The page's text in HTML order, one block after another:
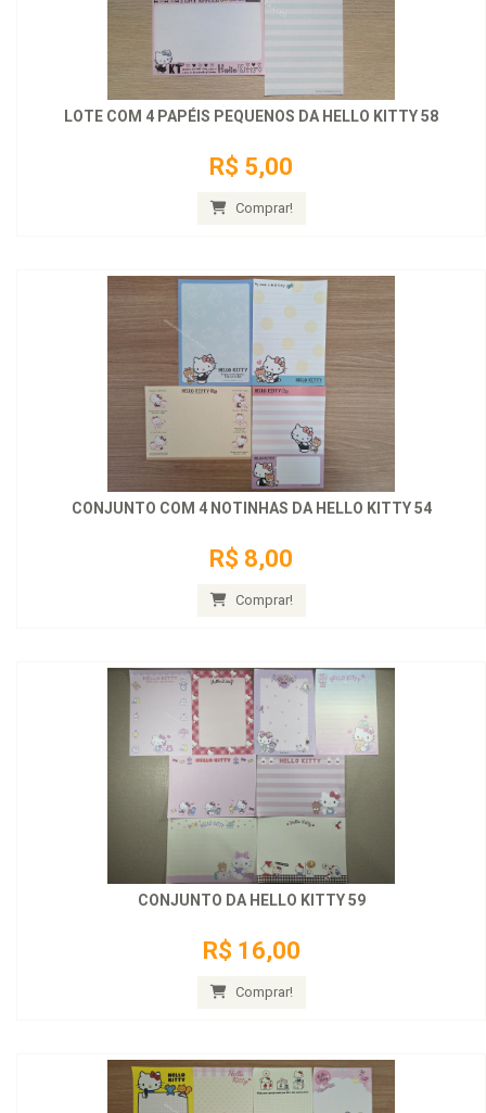
LOTE COM 4 PAPÉIS PEQUENOS DA HELLO KITTY 58
R$ 5,00
Comprar!
CONJUNTO COM 4 NOTINHAS DA HELLO KITTY 54
R$ 8,00
Comprar!
CONJUNTO DA HELLO KITTY 59
R$ 16,00
Comprar!